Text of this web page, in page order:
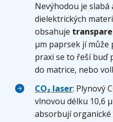
Nevýhodou je slabá
dielektrických
obsahuje
µm paprsek jí může
praxi se to řeší buď
do matrice, nebo
CO₂ laser: Plynový
vlnovou délku 10,6
absorbují organické